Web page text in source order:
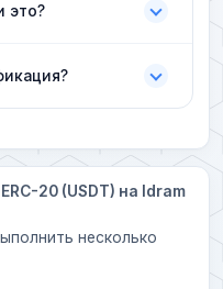
это?
20 (USDT) на Idram
несколько